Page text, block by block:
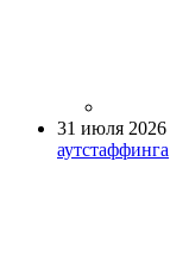
31 июля 2026
аутстаффинга